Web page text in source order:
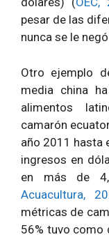
pesar de las
nunca se le
Otro ejemplo
media china
alimentos
camarón
año 2011 hasta
ingresos en
en más de
Acuacultura,
métricas de
56% tuvo como